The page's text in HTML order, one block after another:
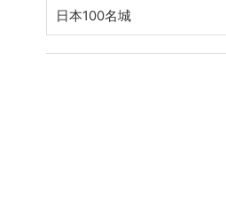
日本100名城